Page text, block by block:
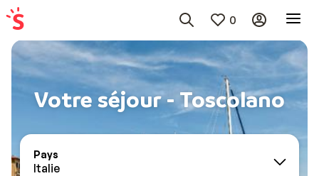
0
Votre séjour - Toscolano
Pays
Italie